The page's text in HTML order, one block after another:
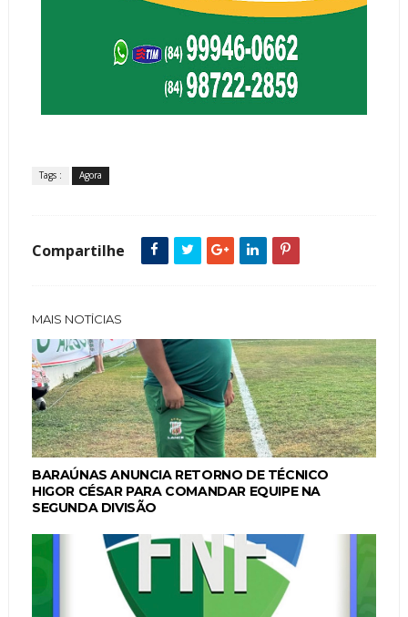
Tags : Agora
Compartilhe
MAIS NOTÍCIAS
BARAÚNAS ANUNCIA RETORNO DE TÉCNICO
HIGOR CÉSAR PARA COMANDAR EQUIPE NA
SEGUNDA DIVISÃO